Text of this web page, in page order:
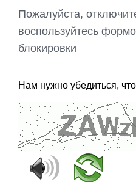
Пожалуйста,
воспользуйтесь
блокировки
Нам нужно убедиться,